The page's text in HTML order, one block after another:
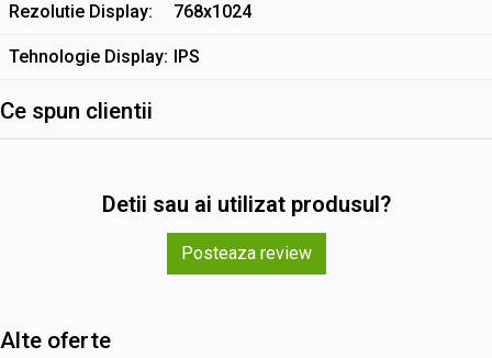
Rezolutie Display 768x1024
Tehnologie Display IPS
Ce spun clientii
Detii sau ai utilizat produsul?
Posteaza review
Alte oferte